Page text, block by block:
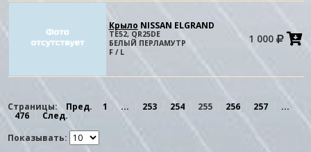
Крыло NISSAN ELGRAND
TE52, QR25DE
БЕЛЫЙ ПЕРЛАМУТР
F / L
1 000
Страницы: Пред. 1 ... 253 254 255 256 257 ...
476
След.
Показывать: